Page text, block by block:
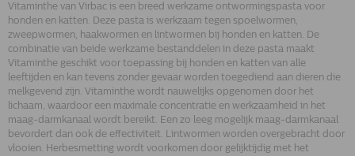
Vitaminthe van Virbac is een breed werkzame ontwormingspasta voor
honden en katten. Deze pasta is werkzaam tegen spoelwormen,
zweepwormen, haakwormen en lintwormen bij honden en katten. De
combinatie van beide werkzame bestanddelen in deze pasta maakt
Vitaminthe geschikt voor toepassing bij honden en katten van alle
leeftijden en kan tevens zonder gevaar worden toegediend aan dieren die
melkgevend zijn. Vitaminthe wordt nauwelijks opgenomen door het
lichaam, waardoor een maximale concentratie en werkzaamheid in het
maag-darmkanaal wordt bereikt. Een zo leeg mogelijk maag-darmkanaal
bevordert dan ook de effectiviteit. Lintwormen worden overgebracht door
vlooien. Herbesmetting wordt voorkomen door gelijktijdig met het